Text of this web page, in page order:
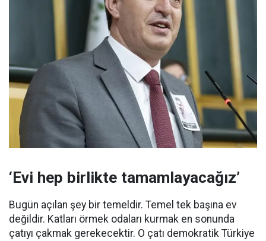
‘Evi hep birlikte tamamlayacağız’
Bugün açılan şey bir temeldir. Temel tek başına ev
değildir. Katları örmek odaları kurmak en sonunda
çatıyı çakmak gerekecektir. O çatı demokratik Türkiye